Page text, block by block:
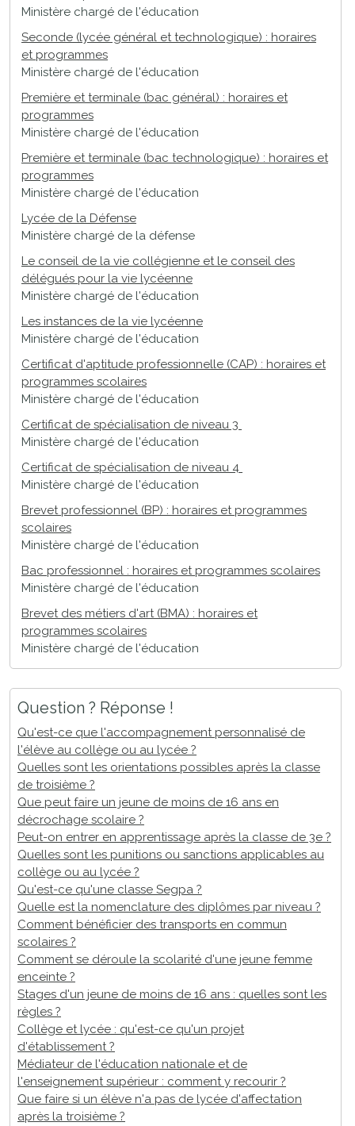
Ministère chargé de l'éducation
Seconde (lycée général et technologique) : horaires
et programmes
Ministère chargé de l'éducation
Première et terminale (bac général) : horaires et
programmes
Ministère chargé de l'éducation
Première et terminale (bac technologique) : horaires et
programmes
Ministère chargé de l'éducation
Lycée de la Défense
Ministère chargé de la défense
Le conseil de la vie collégienne et le conseil des
délégués pour la vie lycéenne
Ministère chargé de l'éducation
Les instances de la vie lycéenne
Ministère chargé de l'éducation
Certificat d'aptitude professionnelle (CAP) : horaires et
programmes scolaires
Ministère chargé de l'éducation
Certificat de spécialisation de niveau 3
Ministère chargé de l'éducation
Certificat de spécialisation de niveau 4
Ministère chargé de l'éducation
Brevet professionnel (BP) : horaires et programmes
scolaires
Ministère chargé de l'éducation
Bac professionnel : horaires et programmes scolaires
Ministère chargé de l'éducation
Brevet des métiers d'art (BMA) : horaires et
programmes scolaires
Ministère chargé de l'éducation
Question ? Réponse !
Qu'est-ce que l'accompagnement personnalisé de
l'élève au collège ou au lycée ?
Quelles sont les orientations possibles après la classe
de troisième ?
Que peut faire un jeune de moins de 16 ans en
décrochage scolaire ?
Peut-on entrer en apprentissage après la classe de 3e ?
Quelles sont les punitions ou sanctions applicables au
collège ou au lycée ?
Qu'est-ce qu'une classe Segpa ?
Quelle est la nomenclature des diplômes par niveau ?
Comment bénéficier des transports en commun
scolaires ?
Comment se déroule la scolarité d'une jeune femme
enceinte ?
Stages d'un jeune de moins de 16 ans : quelles sont les
règles ?
Collège et lycée : qu'est-ce qu'un projet
d'établissement ?
Médiateur de l'éducation nationale et de
l'enseignement supérieur : comment y recourir ?
Que faire si un élève n'a pas de lycée d'affectation
après la troisième ?